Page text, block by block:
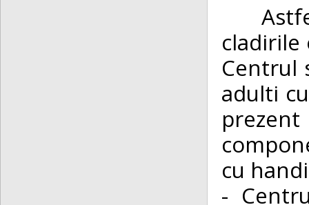
cladirile
Centrul
adulti
cu
-